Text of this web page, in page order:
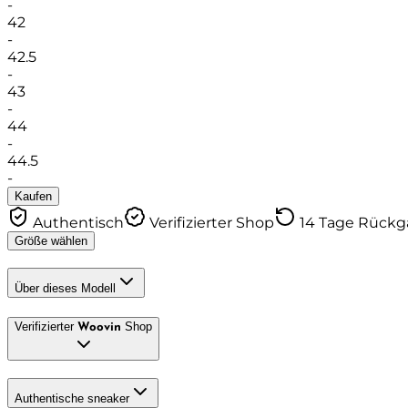
-
42
-
42.5
-
43
-
44
-
44.5
-
Kaufen
Authentisch Verifizierter Shop 14 Tage
Größe wählen
Über dieses Modell
Verifizierter Woovin Shop
Authentische sneaker